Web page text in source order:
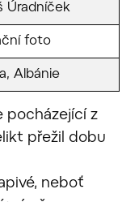
Úradníček
foto
Albánie
pocházející z
přežil dobu
neboť